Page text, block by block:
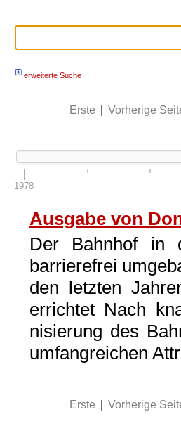
erweiterte Suche
Erste
Vorherige
1978
Ausgabe von
Der Bahnhof in
barrierefrei
den letzten
errichtet Nach
nisierung des
umfangreichen
Erste
Vorherige